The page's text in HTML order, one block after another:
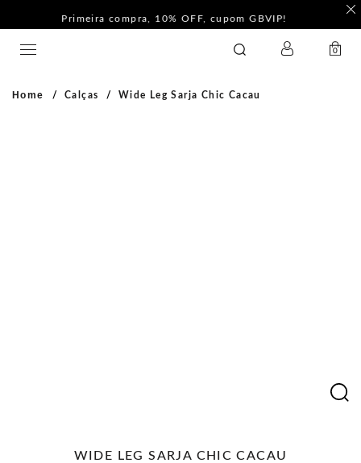
Pague com PIX e ganhe 5%Off na Coleção Outline!
0
Home Calças Wide Leg Sarja Chic Cacau
WIDE LEG SARJA CHIC CACAU